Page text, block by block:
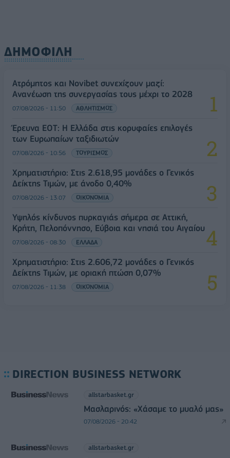
ΔΗΜΟΦΙΛΗ
Ατρόμητος και Novibet συνεχίζουν μαζί:
Ανανέωση της συνεργασίας τους μέχρι το 2028
07/08/2026 - 11:50 ΑΘΛΗΤΙΣΜΟΣ
Έρευνα ΕΟΤ: Η Ελλάδα στις κορυφαίες επιλογές
των Ευρωπαίων ταξιδιωτών
07/08/2026 - 10:56 ΤΟΥΡΙΣΜΟΣ
Χρηματιστήριο: Στις 2.618,95 μονάδες ο Γενικός
Δείκτης Τιμών, με άνοδο 0,40%
07/08/2026 - 13:07 ΟΙΚΟΝΟΜΙΑ
Υψηλός κίνδυνος πυρκαγιάς σήμερα σε Αττική,
Κρήτη, Πελοπόννησο, Εύβοια και νησιά του Αιγαίου
07/08/2026 - 08:30 ΕΛΛΑΔΑ
Χρηματιστήριο: Στις 2.606,72 μονάδες ο Γενικός
Δείκτης Τιμών, με οριακή πτώση 0,07%
07/08/2026 - 11:38 ΟΙΚΟΝΟΜΙΑ
DIRECTION BUSINESS NETWORK
allstarbasket.gr
Μασλαρινός: «Χάσαμε το μυαλό μας»
07/08/2026 - 20:42
allstarbasket.gr